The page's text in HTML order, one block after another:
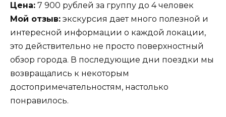
Цена: 7 900 рублей за группу до 4 человек
Мой отзыв: экскурсия дает много полезной и
интересной информации о каждой локации,
это действительно не просто поверхностный
обзор города. В последующие дни поездки мы
возвращались к некоторым
достопримечательностям, настолько
понравилось.